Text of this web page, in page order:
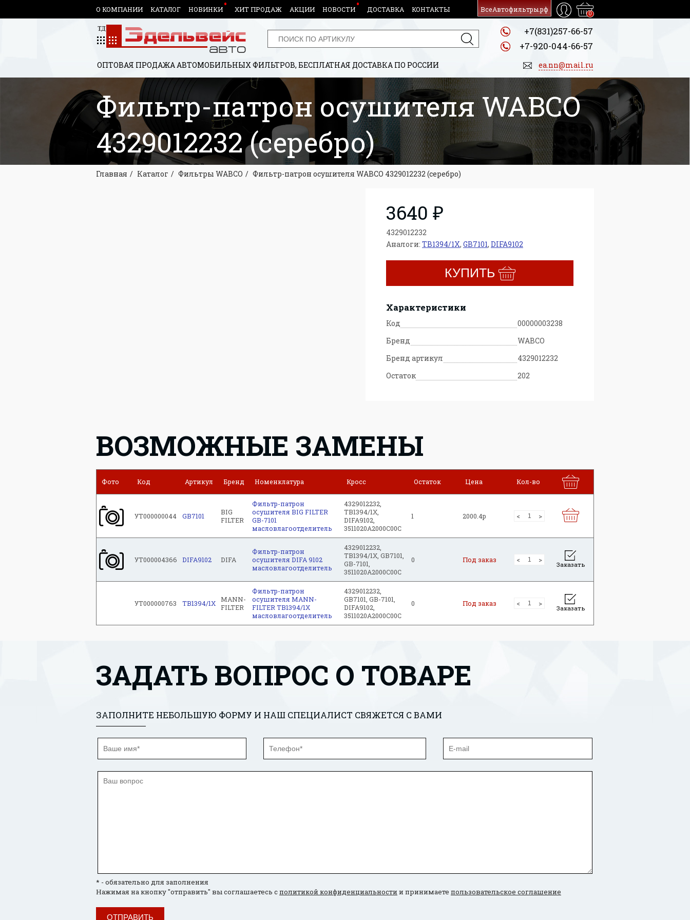
О КОМПАНИИ КАТАЛОГ НОВИНКИ ХИТ ПРОДАЖ АКЦИИ НОВОСТИ ДОСТАВКА КОНТАКТЫ ВсеАвтофильтры.рф
0
+7(831)257-66-57
+7-920-044-66-57
ОПТОВАЯ ПРОДАЖА АВТОМОБИЛЬНЫХ ФИЛЬТРОВ, БЕСПЛАТНАЯ ДОСТАВКА ПО РОССИИ ea.nn@mail.ru
Фильтр-патрон осушителя WABCO
4329012232 (серебро)
Главная Каталог Фильтры WABCO Фильтр-патрон осушителя WABCO 4329012232 (серебро)
3640 ₽
4329012232
Аналоги: TB1394/1X, GB7101, DIFA9102
КУПИТЬ
Характеристики
Код
00000003238
Бренд
WABCO
Бренд артикул
4329012232
Остаток
202
ВОЗМОЖНЫЕ ЗАМЕНЫ
Фото Код Артикул Бренд Номенклатура Кросс Остаток Цена Кол-во
УТ000000044 GB7101
BIG
FILTER
Фильтр-патрон
осушителя BIG FILTER
GB-7101
масловлагоотделитель
4329012232,
TB1394/1X,
DIFA9102,
3511020A2000C00C
1 2000.4р
УТ000004366 DIFA9102 DIFA
Фильтр-патрон
осушителя DIFA 9102
масловлагоотделитель
4329012232,
TB1394/1X, GB7101,
GB-7101,
3511020A2000C00C
0 Под заказ
Заказать
УТ000000763 TB1394/1X
MANN-
FILTER
Фильтр-патрон
осушителя MANN-
FILTER TB1394/1X
масловлагоотделитель
4329012232,
GB7101, GB-7101,
DIFA9102,
3511020A2000C00C
0 Под заказ
Заказать
ЗАДАТЬ ВОПРОС О ТОВАРЕ
ЗАПОЛНИТЕ НЕБОЛЬШУЮ ФОРМУ И НАШ СПЕЦИАЛИСТ СВЯЖЕТСЯ С ВАМИ
* - обязательно для заполнения
Нажимая на кнопку "отправить" вы соглашаетесь сполитикой конфиденциальности и принимаете пользовательское соглашение
ОТПРАВИТЬ